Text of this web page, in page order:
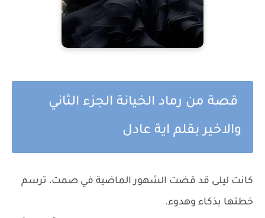
قصة من رماد الخيانة الجزء الثاني
والاخير بقلم اية عادل
كانت ليلى قد قضت الشهور الماضية في صمت، ترسم
خطتها بذكاء وهدوء.